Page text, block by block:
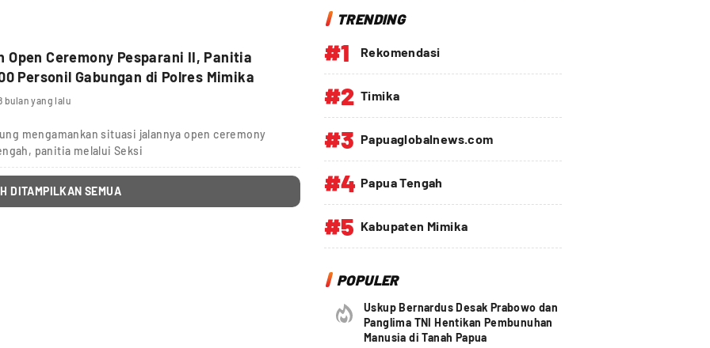
Open Ceremony Pesparani II, Panitia
Personil Gabungan di Polres Mimika
bulan yang lalu
mengamankan situasi jalannya open ceremony
panitia melalui Seksi
DITAMPILKAN SEMUA
TRENDING
#1 Rekomendasi
#2 Timika
#3 Papuaglobalnews.com
#4 Papua Tengah
#5 Kabupaten Mimika
POPULER
Uskup Bernardus Desak Prabowo dan
Panglima TNI Hentikan Pembunuhan
Manusia di Tanah Papua